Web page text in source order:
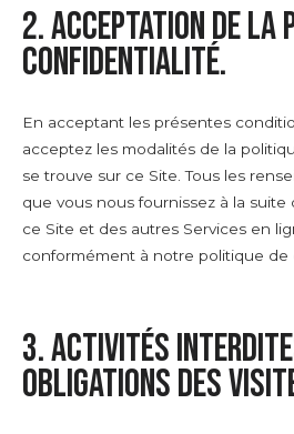
2. Acceptation de la
confidentialité.
En acceptant les présentes
acceptez les modalités de la
se trouve sur ce Site. Tous les
que vous nous fournissez à la
ce Site et des autres Services en
conformément à notre politique de
3. Activités
obligations des